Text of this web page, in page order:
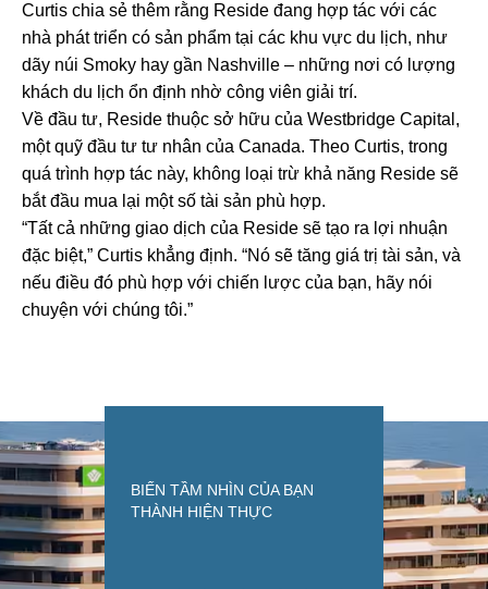
Curtis chia sẻ thêm rằng Reside đang hợp tác với các
nhà phát triển có sản phẩm tại các khu vực du lịch, như
dãy núi Smoky hay gần Nashville – những nơi có lượng
khách du lịch ổn định nhờ công viên giải trí.
Về đầu tư, Reside thuộc sở hữu của Westbridge Capital,
một quỹ đầu tư tư nhân của Canada. Theo Curtis, trong
quá trình hợp tác này, không loại trừ khả năng Reside sẽ
bắt đầu mua lại một số tài sản phù hợp.
“Tất cả những giao dịch của Reside sẽ tạo ra lợi nhuận
đặc biệt,” Curtis khẳng định. “Nó sẽ tăng giá trị tài sản, và
nếu điều đó phù hợp với chiến lược của bạn, hãy nói
chuyện với chúng tôi.”
BIẾN TẦM NHÌN CỦA BẠN
THÀNH HIỆN THỰC